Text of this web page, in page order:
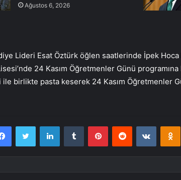
Ağustos 6, 2026
Lideri Esat Öztürk öğlen saatlerinde İpek
24 Kasım Öğretmenler Günü
birlikte pasta keserek 24 Kasım Öğretmenler
FacebookTwitter LinkedInTumblr PinterestReddit